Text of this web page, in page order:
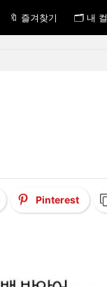
🔖 즐겨찾기 🗂 내 컬
Pinterest